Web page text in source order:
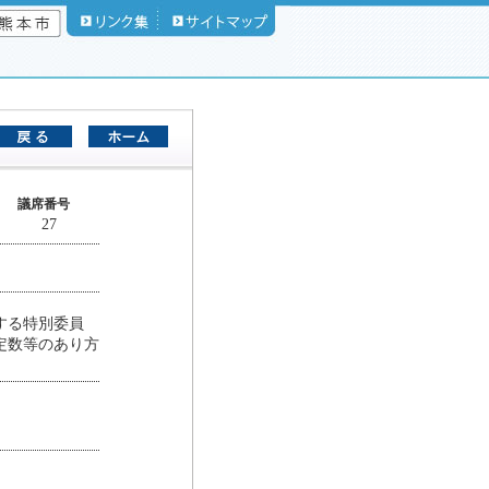
議席番号
27
る特別委員
数等のあり方